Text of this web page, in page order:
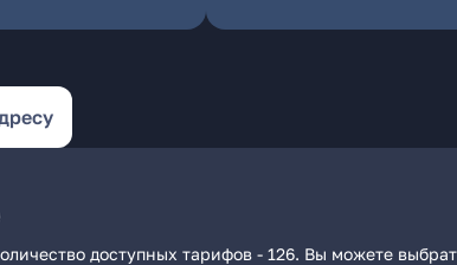
доступных тарифов - 126. Вы можете